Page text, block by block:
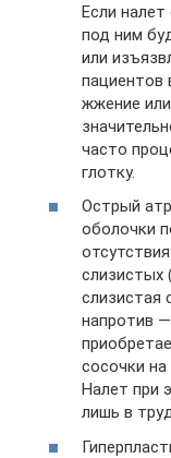
Если налет
под ним
или
пациентов
жжение
часто
глотку.
Острый
оболочки
слизистых
слизистая
напротив
сосочки
Налет при
лишь в